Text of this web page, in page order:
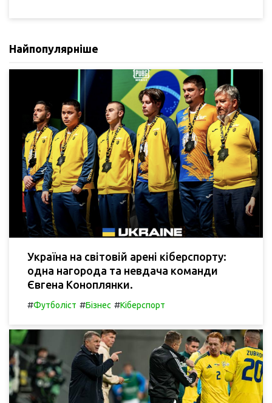
Найпопулярніше
Україна на світовій арені кіберспорту:
одна нагорода та невдача команди
Євгена Коноплянки.
#Футболіст #Бізнес #Кіберспорт